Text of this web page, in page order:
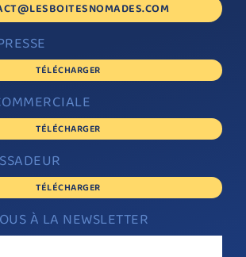
À LA NEWSLETTER
TÉLÉCHARGER
TÉLÉCHARGER
TÉLÉCHARGER